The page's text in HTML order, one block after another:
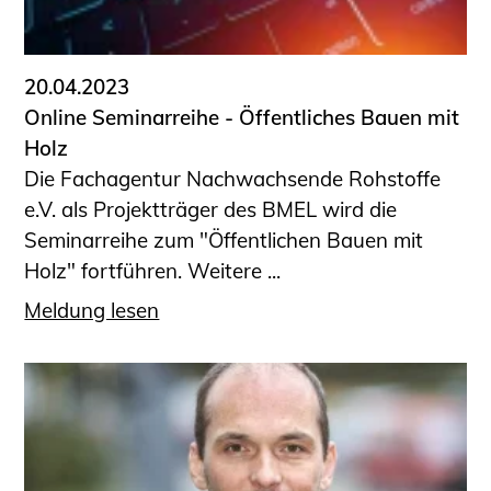
Informationen für Fortbildungsträger
Anträge, Anzeigen, Formulare
Fortbildung/Seminare
Informationen für Ingenieurinnen
und Ingenieure
Recht
Planungswettbewerbe
Publikationen
Stellenbörse
Staatlich anerkannte Sachverständige
Sachverständige
Prüfsachverständige
Qualifizierte Tragwerksplaner/-innen
Bauvorlageberechtigte
20.04.2023
Online Seminarreihe - ­­­Öffentliches Bauen mit
Holz
Die Fachagentur Nachwachsende Rohstoffe
e.V. als Projektträger des BMEL wird die
Seminarreihe zum "Öffentlichen Bauen mit
Holz" fortführen. Weitere ...
Meldung lesen